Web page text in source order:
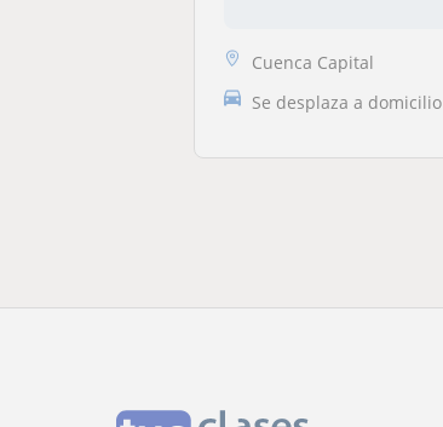
Cuenca Capital
Se desplaza a domicilio